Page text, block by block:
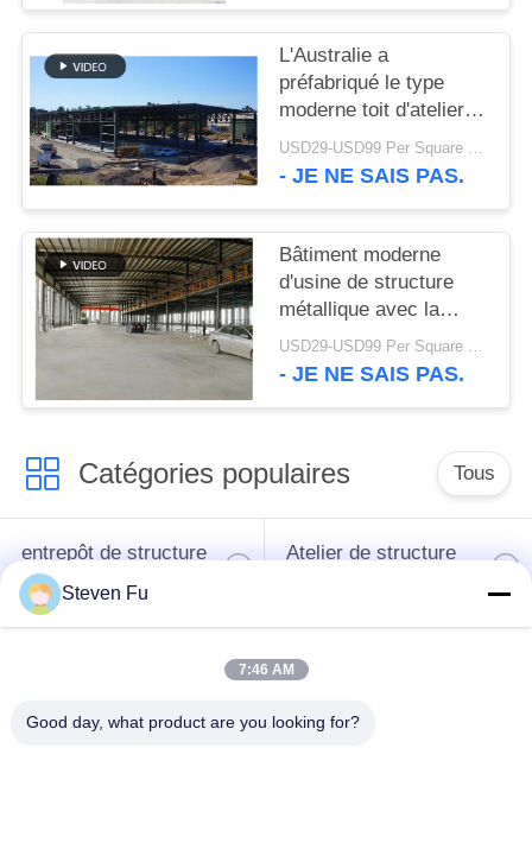
PLAN
DU
SITE
PRIVACY
POLICY
L'Australie a
préfabriqué le type
moderne toit d'atelier
de structures
métalliques de botte
USD29-USD99 Per Square Meter MOQ:500 mètres carrés
- JE NE SAIS PAS.
Bâtiment moderne
d'usine de structure
métallique avec la
construction d'atelier
en métal de mezzanine
USD29-USD99 Per Square Meter MOQ:500 mètres carrés
- JE NE SAIS PAS.
Catégories populaires Tous
entrepôt de structure
en acier
Atelier de structure
structure métallique
Steven Fu
7:46 AM
Good day, what product are you looking for?